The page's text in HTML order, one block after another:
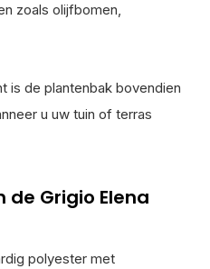
zoals olijfbomen,
is de plantenbak bovendien
u uw tuin of terras
de Grigio Elena
polyester met